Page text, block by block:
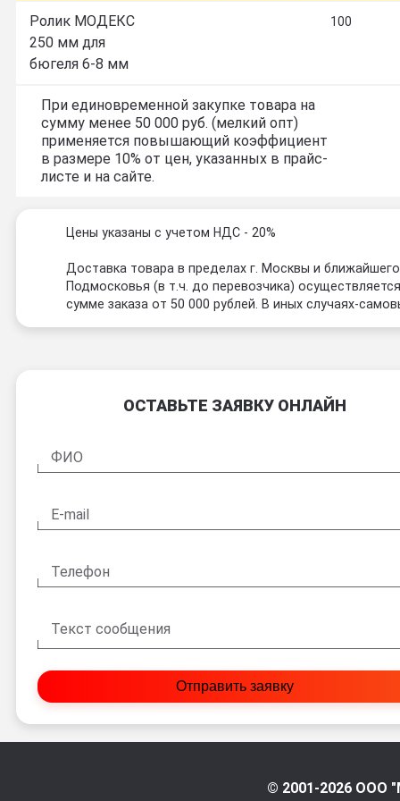
Ролик МОДЕКС
250 мм для
бюгеля 6-8 мм
100
При единовременной закупке товара на
сумму менее 50 000 руб. (мелкий опт)
применяется повышающий коэффициент
в размере 10% от цен, указанных в прайс-
листе и на сайте.
Цены указаны с учетом НДС - 20%
Доставка товара в пределах г. Москвы и ближайшего
Подмосковья (в т.ч. до перевозчика)
сумме заказа от 50 000 рублей. В иных случаях-
ОСТАВЬТЕ ЗАЯВКУ ОНЛАЙН
ФИО
E-mail
Телефон
Текст сообщения
Отправить заявку
© 2001-2026 ООО